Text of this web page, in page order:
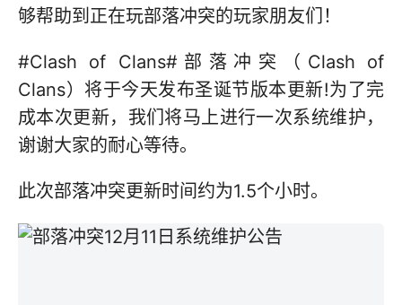
够帮助到正在玩部落冲突的玩家朋友们！
#Clash of Clans#部落冲突（Clash of
Clans）将于今天发布圣诞节版本更新!为了完
成本次更新，我们将马上进行一次系统维护，
谢谢大家的耐心等待。
此次部落冲突更新时间约为1.5个小时。